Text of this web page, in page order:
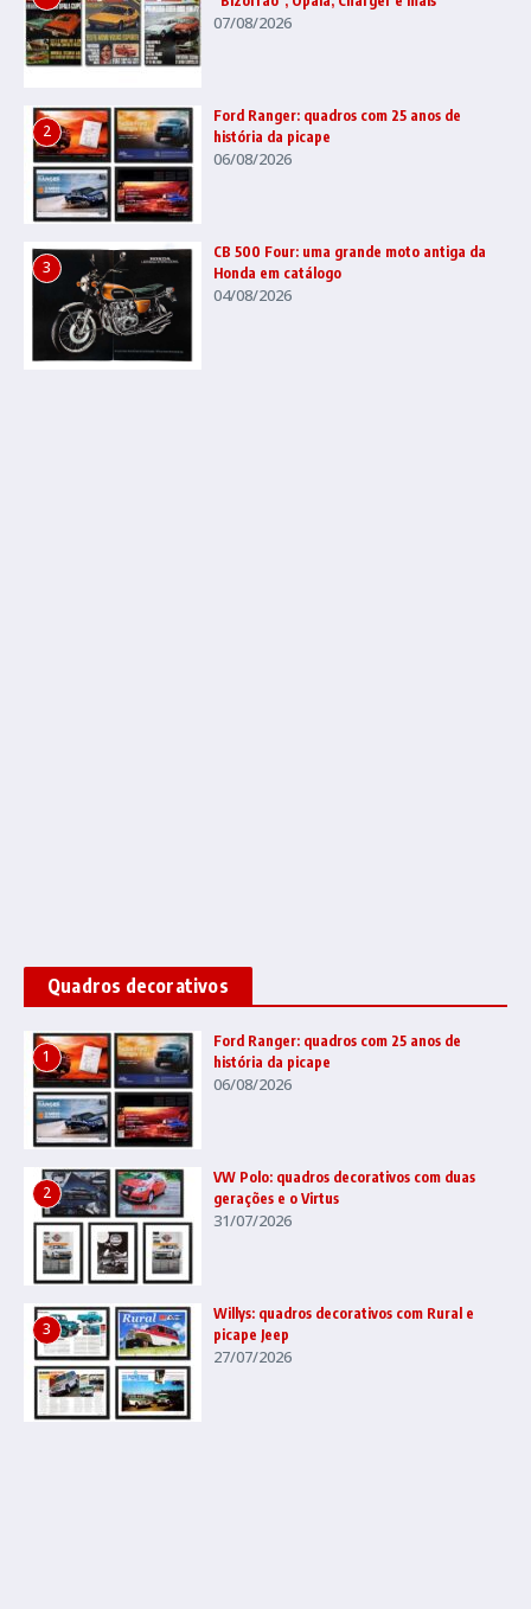
07/08/2026
2
Ford Ranger: quadros com 25 anos de
história da picape
06/08/2026
3
CB 500 Four: uma grande moto antiga da
Honda em catálogo
04/08/2026
Quadros decorativos
1
Ford Ranger: quadros com 25 anos de
história da picape
06/08/2026
2
VW Polo: quadros decorativos com duas
gerações e o Virtus
31/07/2026
3
Willys: quadros decorativos com Rural e
picape Jeep
27/07/2026